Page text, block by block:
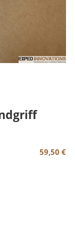
59,50€